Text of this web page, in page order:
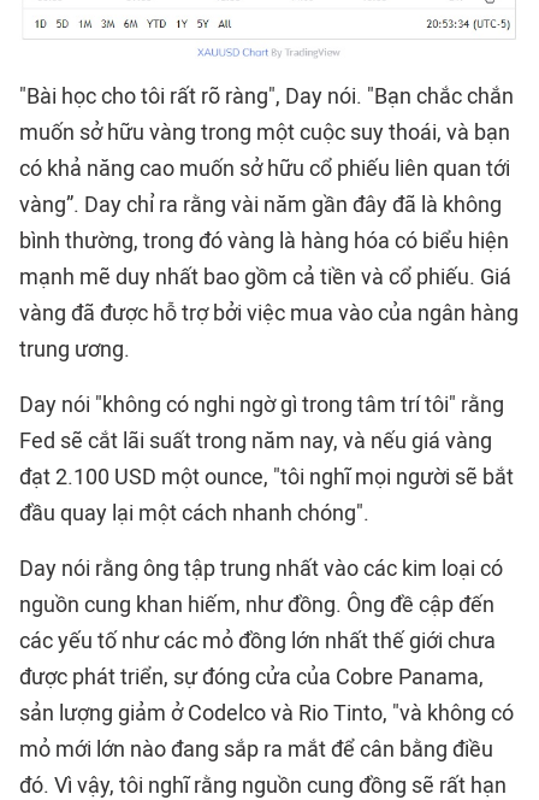
"Bài học cho tôi rất rõ ràng", Day nói. "Bạn chắc chắn
muốn sở hữu vàng trong một cuộc suy thoái, và bạn
có khả năng cao muốn sở hữu cổ phiếu liên quan tới
vàng”. Day chỉ ra rằng vài năm gần đây đã là không
bình thường, trong đó vàng là hàng hóa có biểu hiện
mạnh mẽ duy nhất bao gồm cả tiền và cổ phiếu. Giá
vàng đã được hỗ trợ bởi việc mua vào của ngân hàng
trung ương.
Day nói "không có nghi ngờ gì trong tâm trí tôi" rằng
Fed sẽ cắt lãi suất trong năm nay, và nếu giá vàng
đạt 2.100 USD một ounce, "tôi nghĩ mọi người sẽ bắt
đầu quay lại một cách nhanh chóng".
Day nói rằng ông tập trung nhất vào các kim loại có
nguồn cung khan hiếm, như đồng. Ông đề cập đến
các yếu tố như các mỏ đồng lớn nhất thế giới chưa
được phát triển, sự đóng cửa của Cobre Panama,
sản lượng giảm ở Codelco và Rio Tinto, "và không có
mỏ mới lớn nào đang sắp ra mắt để cân bằng điều
đó. Vì vậy, tôi nghĩ rằng nguồn cung đồng sẽ rất hạn